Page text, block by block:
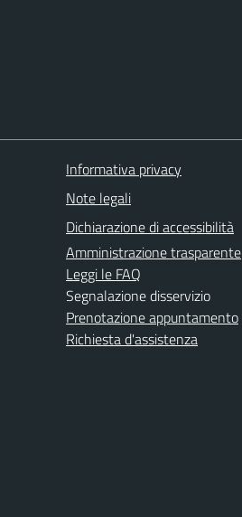
Informativa privacy
Note legali
Dichiarazione di accessibilità
Amministrazione trasparente
Leggi le FAQ
Segnalazione disservizio
Prenotazione appuntamento
Richiesta d'assistenza